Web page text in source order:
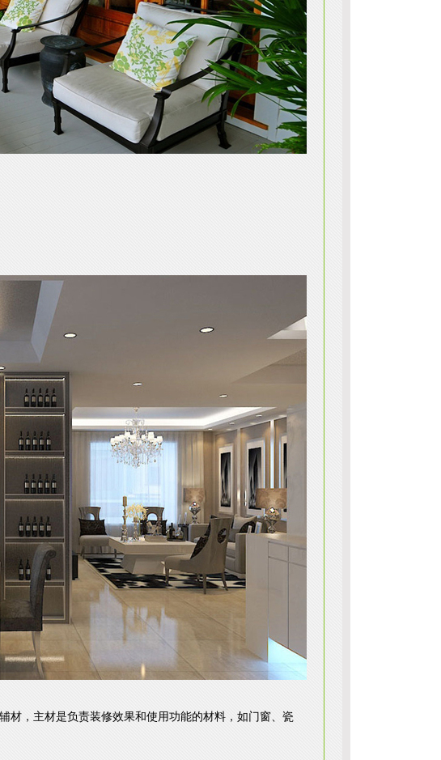
材，主材是负责装修效果和使用功能的材料，如门窗、瓷